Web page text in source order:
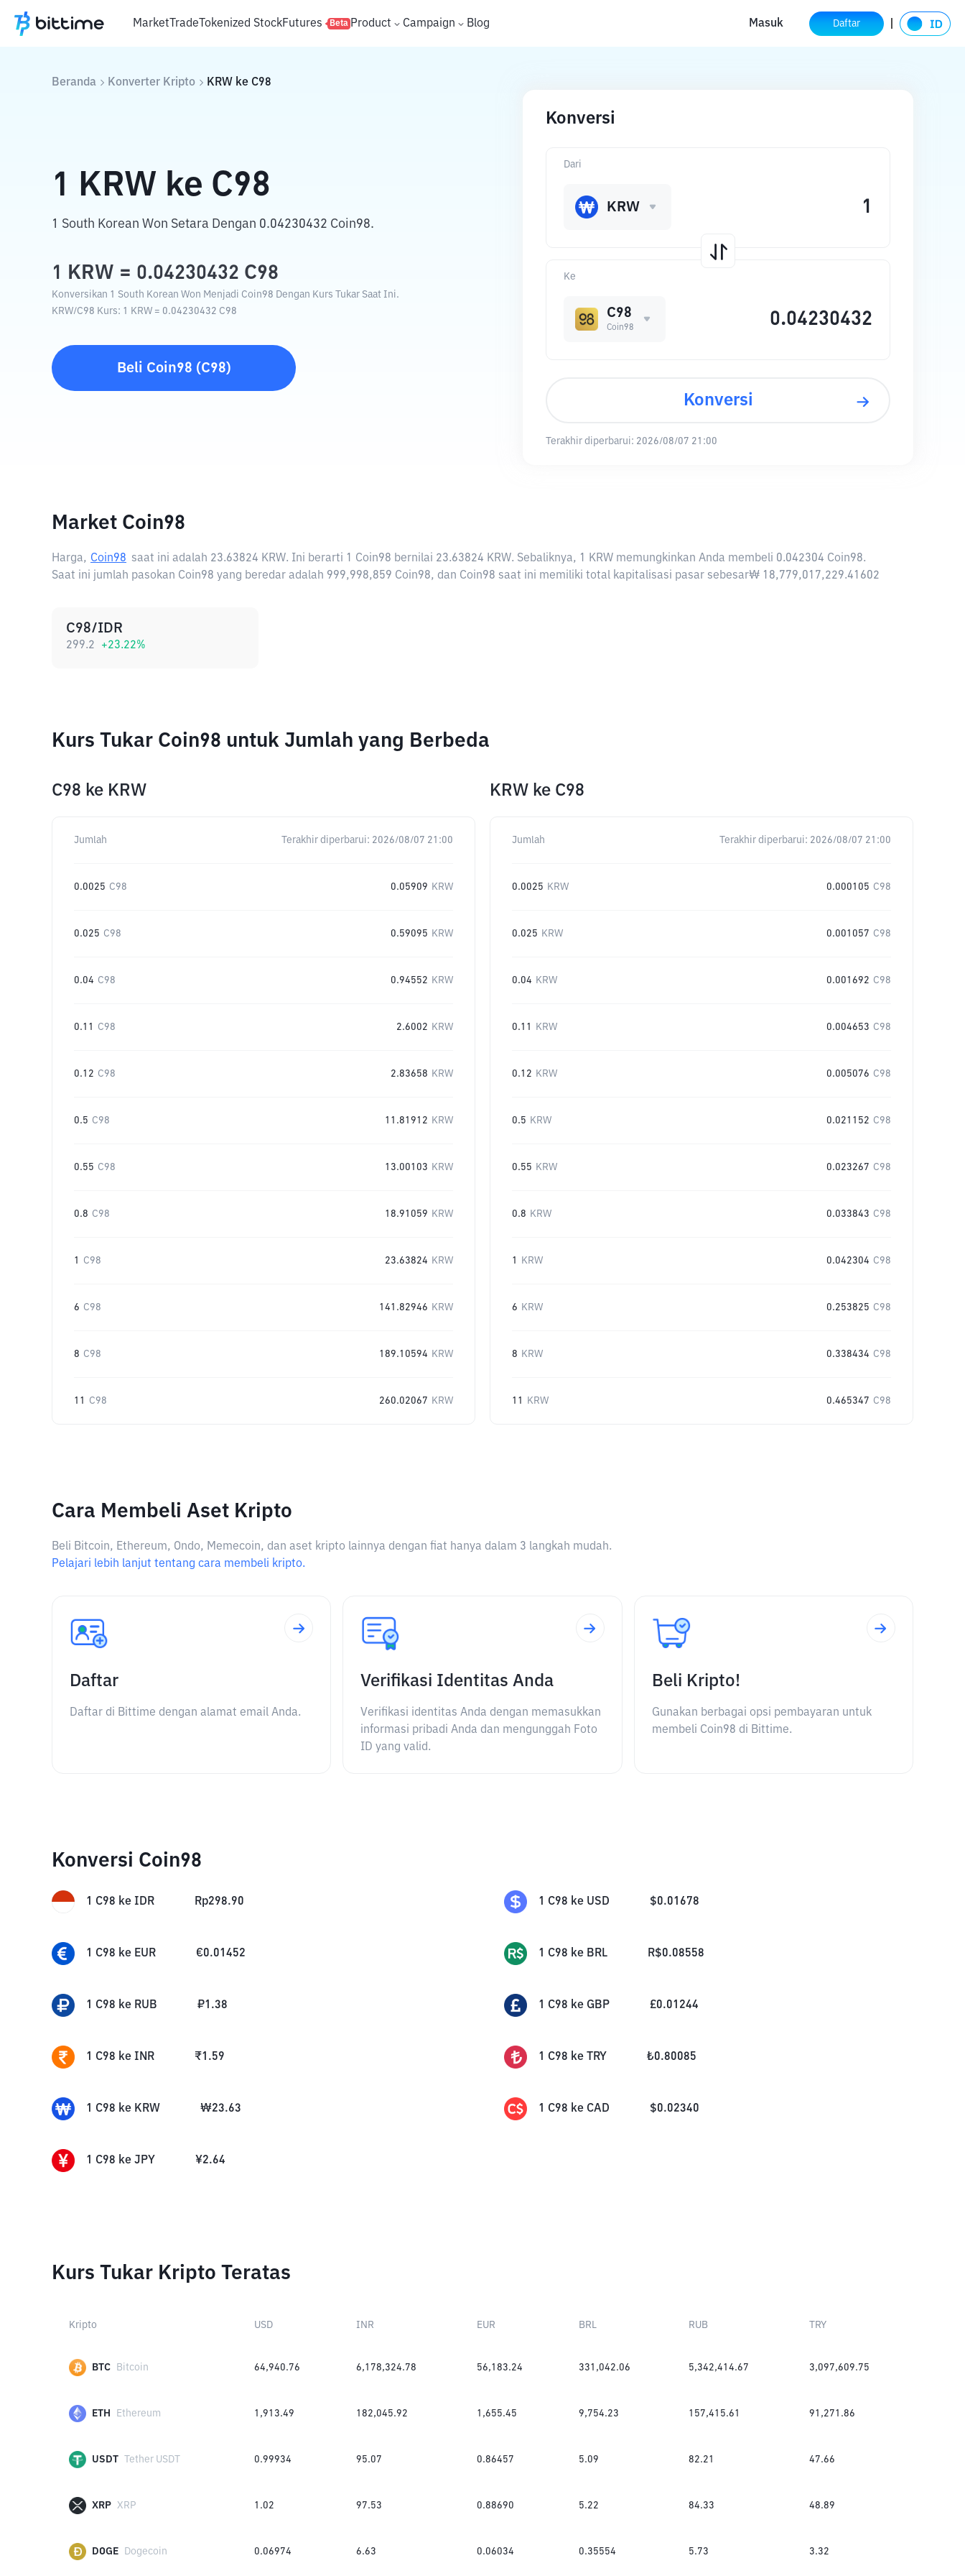
MarketTradeTokenized StockFutures Beta Product Campaign Blog Masuk Daftar
Beranda Konverter Kripto KRW ke C98
1 KRW ke C98
1 South Korean Won Setara Dengan 0.04230432 Coin98.
1 KRW = 0.04230432 C98
Konversikan 1 South Korean Won Menjadi Coin98 Dengan Kurs Tukar Saat Ini.
KRW/C98 Kurs: 1 KRW = 0.04230432 C98
Beli Coin98 (C98)
Konversi
Ke
C98
Coin98
Dari
KRW
Konversi
Terakhir diperbarui: 2026/08/07 21:00
Market Coin98
Harga, Coin98 saat ini adalah 23.63824 KRW. Ini berarti 1 Coin98 bernilai 23.63824 KRW. Sebaliknya, 1 KRW memungkinkan Anda membeli 0.042304 Coin98.
Saat ini jumlah pasokan Coin98 yang beredar adalah 999,998,859 Coin98, dan Coin98 saat ini memiliki total kapitalisasi pasar sebesar₩ 18,779,017,229.41602
C98/IDR
299.2 +23.22%
Kurs Tukar Coin98 untuk Jumlah yang Berbeda
C98 ke KRW
Jumlah Terakhir diperbarui: 2026/08/07 21:00
0.0025 C98 0.05909 KRW
0.025 C98 0.59095 KRW
0.04 C98 0.94552 KRW
0.11 C98 2.6002 KRW
0.12 C98 2.83658 KRW
0.5 C98 11.81912 KRW
0.55 C98 13.00103 KRW
0.8 C98 18.91059 KRW
1 C98 23.63824 KRW
6 C98 141.82946 KRW
8 C98 189.10594 KRW
11 C98 260.02067 KRW
KRW ke C98
Jumlah Terakhir diperbarui: 2026/08/07 21:00
0.0025 KRW 0.000105 C98
0.025 KRW 0.001057 C98
0.04 KRW 0.001692 C98
0.11 KRW 0.004653 C98
0.12 KRW 0.005076 C98
0.5 KRW 0.021152 C98
0.55 KRW 0.023267 C98
0.8 KRW 0.033843 C98
1 KRW 0.042304 C98
6 KRW 0.253825 C98
8 KRW 0.338434 C98
11 KRW 0.465347 C98
Cara Membeli Aset Kripto
Beli Bitcoin, Ethereum, Ondo, Memecoin, dan aset kripto lainnya dengan fiat hanya dalam 3 langkah mudah.
Pelajari lebih lanjut tentang cara membeli kripto.
Daftar
Daftar di Bittime dengan alamat email Anda.
Verifikasi Identitas Anda
Verifikasi identitas Anda dengan memasukkan
informasi pribadi Anda dan mengunggah Foto
ID yang valid.
Beli Kripto!
Gunakan berbagai opsi pembayaran untuk
membeli Coin98 di Bittime.
Konversi Coin98
1 C98 ke IDR Rp298.90 1 C98 ke USD $0.01678
1 C98 ke EUR €0.01452 1 C98 ke BRL R$0.08558
1 C98 ke RUB ₽1.38 1 C98 ke GBP £0.01244
1 C98 ke INR ₹1.59 1 C98 ke TRY ₺0.80085
1 C98 ke KRW ₩23.63 1 C98 ke CAD $0.02340
1 C98 ke JPY ¥2.64
Kurs Tukar Kripto Teratas
Kripto USD INR EUR BRL RUB TRY
BTC Bitcoin 64,940.76 6,178,324.78 56,183.24 331,042.06 5,342,414.67 3,097,609.75
ETH Ethereum 1,913.49 182,045.92 1,655.45 9,754.23 157,415.61 91,271.86
USDT Tether USDT 0.99934 95.07 0.86457 5.09 82.21 47.66
XRP XRP 1.02 97.53 0.88690 5.22 84.33 48.89
DOGE Dogecoin 0.06974 6.63 0.06034 0.35554 5.73 3.32